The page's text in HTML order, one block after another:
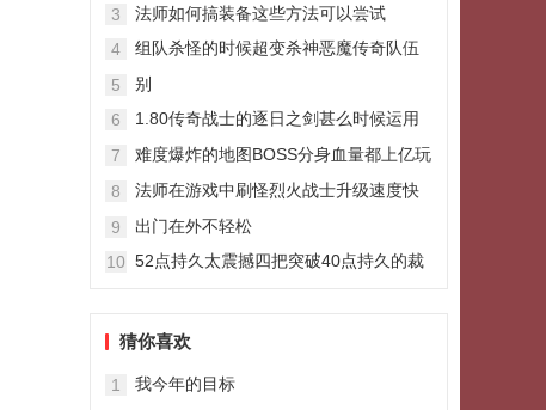
3
法师如何搞装备这些方法可以尝试
4
组队杀怪的时候超变杀神恶魔传奇队伍
5
别
6
1.80传奇战士的逐日之剑甚么时候运用
7
难度爆炸的地图BOSS分身血量都上亿玩
8
法师在游戏中刷怪烈火战士升级速度快
9
出门在外不轻松
10 52点持久太震撼四把突破40点持久的裁
猜你喜欢
1
我今年的目标